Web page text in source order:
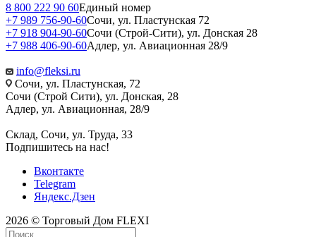
8 800 222 90 60Единый номер
+7 989 756-90-60Сочи, ул. Пластунская 72
+7 918 904-90-60Сочи (Строй-Сити), ул. Донская 28
+7 988 406-90-60Адлер, ул. Авиационная 28/9
info@fleksi.ru
Сочи, ул. Пластунская, 72
Сочи (Строй Сити), ул. Донская, 28
Адлер, ул. Авиационная, 28/9
Склад, Сочи, ул. Труда, 33
Подпишитесь на нас!
Вконтакте
Telegram
Яндекс.Дзен
2026 © Торговый Дом FLEXI